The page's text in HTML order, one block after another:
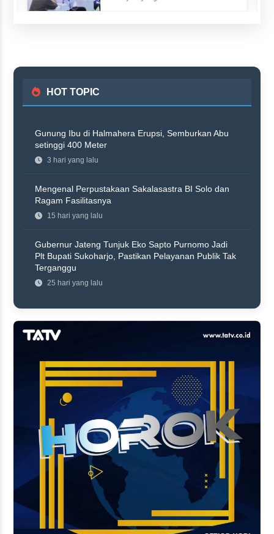
HOT TOPIC
Gunung Ibu di Halmahera Erupsi, Semburkan Abu
setinggi 400 Meter
3 hari yang lalu
Mengenal Perpustakaan Sakalasastra BI Solo dan
Ragam Fasilitasnya
15 hari yang lalu
Gubernur Jateng Tunjuk Eko Sapto Purnomo Jadi
Plt Bupati Sukoharjo, Pastikan Pelayanan Publik Tak
Terganggu
25 hari yang lalu